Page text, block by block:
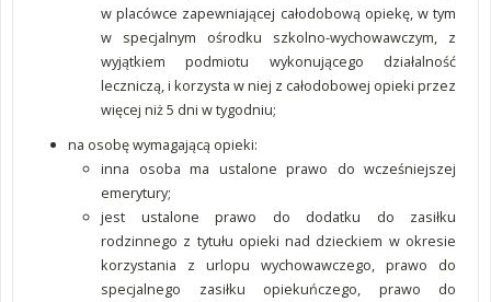
w placówce zapewniającej całodobową opiekę, w tym
w specjalnym ośrodku szkolno-wychowawczym, z
wyjątkiem podmiotu wykonującego działalność
leczniczą, i korzysta w niej z całodobowej opieki przez
więcej niż 5 dni w tygodniu;
na osobę wymagającą opieki:
inna osoba ma ustalone prawo do wcześniejszej
emerytury;
jest ustalone prawo do dodatku do zasiłku
rodzinnego z tytułu opieki nad dzieckiem w okresie
korzystania z urlopu wychowawczego, prawo do
specjalnego zasiłku opiekuńczego, prawo do